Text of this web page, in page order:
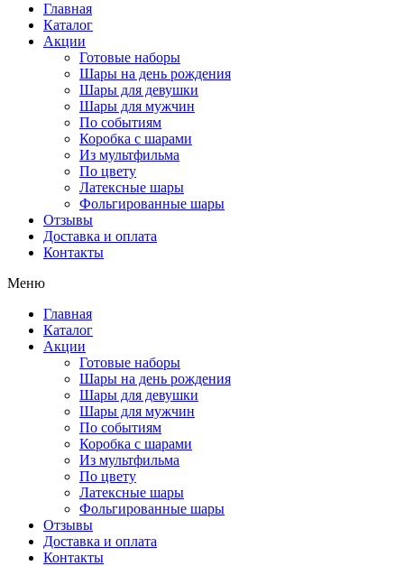
Главная
Каталог
Акции
Готовые наборы
Шары на день рождения
Шары для девушки
Шары для мужчин
По событиям
Коробка с шарами
Из мультфильма
По цвету
Латексные шары
Фольгированные шары
Отзывы
Доставка и оплата
Контакты
Меню
Главная
Каталог
Акции
Готовые наборы
Шары на день рождения
Шары для девушки
Шары для мужчин
По событиям
Коробка с шарами
Из мультфильма
По цвету
Латексные шары
Фольгированные шары
Отзывы
Доставка и оплата
Контакты